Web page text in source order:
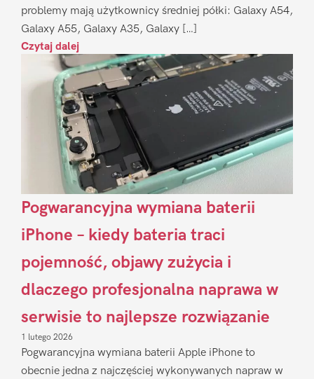
problemy mają użytkownicy średniej półki: Galaxy A54,
Galaxy A55, Galaxy A35, Galaxy […]
Czytaj dalej
Pogwarancyjna wymiana baterii
iPhone – kiedy bateria traci
pojemność, objawy zużycia i
dlaczego profesjonalna naprawa w
serwisie to najlepsze rozwiązanie
1 lutego 2026
Pogwarancyjna wymiana baterii Apple iPhone to
obecnie jedna z najczęściej wykonywanych napraw w